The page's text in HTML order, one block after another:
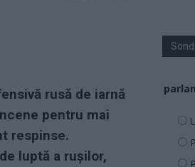
rusă de iarnă
pentru mai
respinse.
luptă a rușilor,